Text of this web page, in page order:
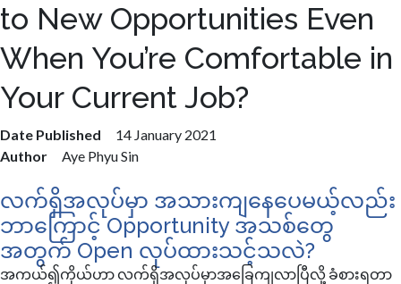
to New Opportunities Even
When You’re Comfortable in
Your Current Job?
Date Published
14 January 2021
Author
Aye Phyu Sin
လက်ရှိအလုပ်မှာ အသားကျနေပေမယ့်လည်း
ဘာကြောင့် Opportunity အသစ်တွေ
အတွက် Open လုပ်ထားသင့်သလဲ?
အကယ်၍ကိုယ်ဟာ လက်ရှိအလုပ်မှာအခြေကျလာပြီလို့ ခံစားရတာ